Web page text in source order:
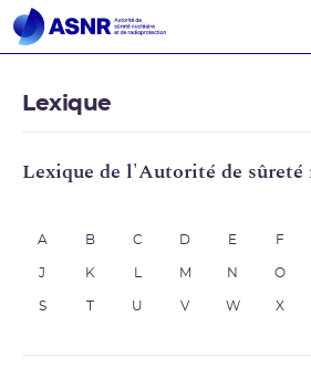
Lexique
Lexique de l'Autorité de sûreté
A B C D E F
J K M N O
S U V W X